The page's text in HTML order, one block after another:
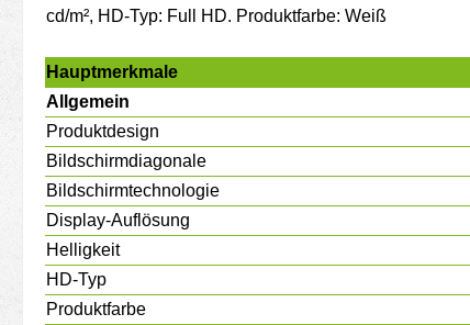
cd/m², HD-Typ: Full HD. Produktfarbe: Weiß
Hauptmerkmale
Allgemein
Produktdesign
Bildschirmdiagonale
Bildschirmtechnologie
Display-Auflösung
Helligkeit
HD-Typ
Produktfarbe